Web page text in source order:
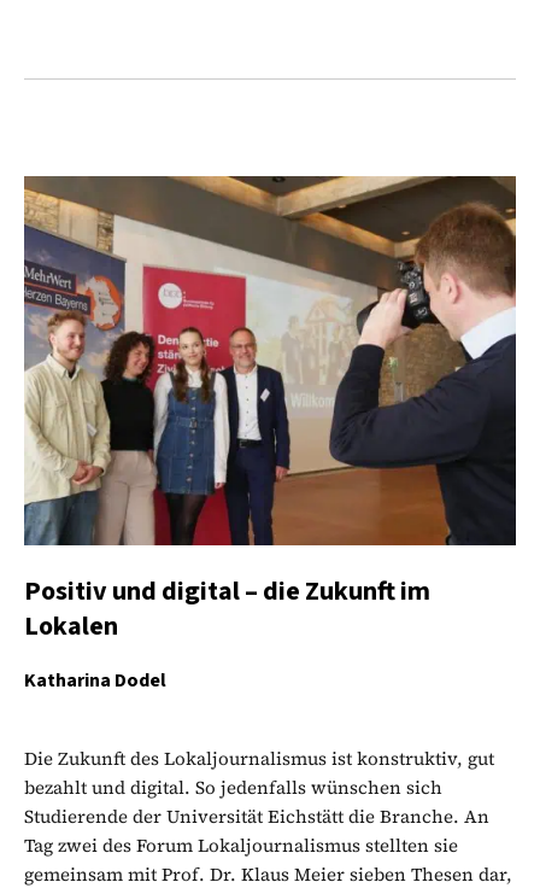
Positiv und digital – die Zukunft im
Lokalen
Katharina Dodel
Die Zukunft des Lokaljournalismus ist konstruktiv, gut
bezahlt und digital. So jedenfalls wünschen sich
Studierende der Universität Eichstätt die Branche. An
Tag zwei des Forum Lokaljournalismus stellten sie
gemeinsam mit Prof. Dr. Klaus Meier sieben Thesen dar,